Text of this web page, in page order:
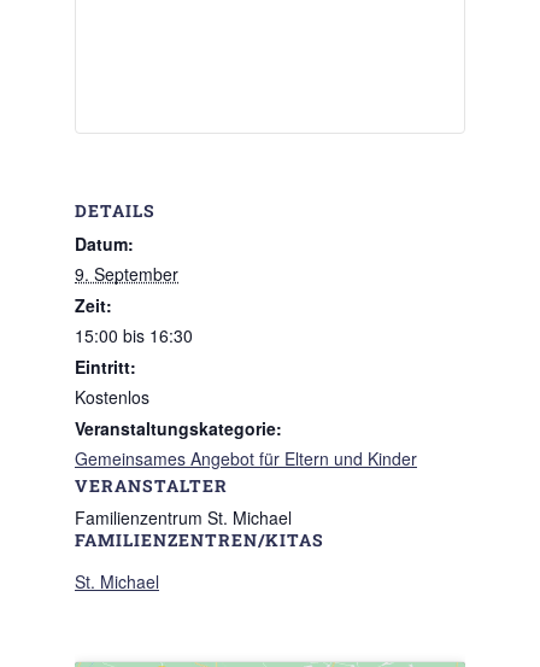
DETAILS
Datum:
9. September
Zeit:
15:00 bis 16:30
Eintritt:
Kostenlos
Veranstaltungskategorie:
Gemeinsames Angebot für Eltern und Kinder
VERANSTALTER
Familienzentrum St. Michael
FAMILIENZENTREN/KITAS
St. Michael